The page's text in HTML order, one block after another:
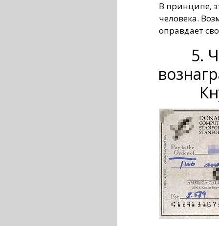
В принципе,
человека.
оправдает
5.